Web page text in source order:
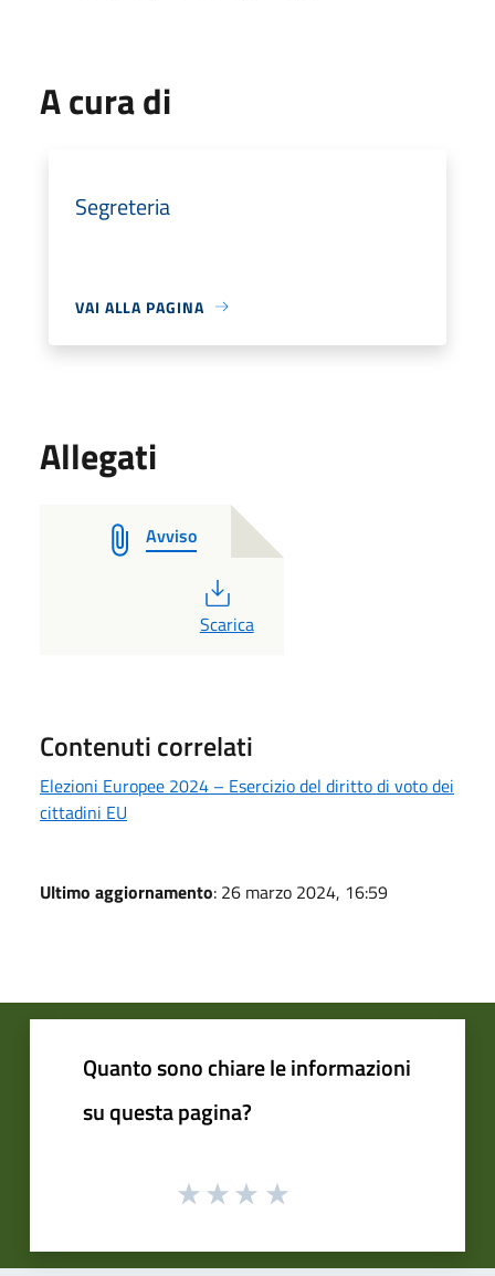
A cura di
Segreteria
VAI ALLA PAGINA
Allegati
Avviso
PDF
Scarica
Contenuti correlati
Elezioni Europee 2024 – Esercizio del diritto di voto dei
cittadini EU
Ultimo aggiornamento: 26 marzo 2024, 16:59
Quanto sono chiare le informazioni
su questa pagina?